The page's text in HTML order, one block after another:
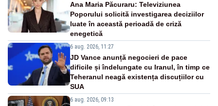
Ana Maria Păcuraru: Televiziunea
Poporului solicită investigarea deciziilor
luate în această perioadă de criză
enegetică
6 aug. 2026, 11:27
JD Vance anunță negocieri de pace
dificile și îndelungate cu Iranul, în timp ce
Teheranul neagă existența discuțiilor cu
SUA
6 aug. 2026, 09:13